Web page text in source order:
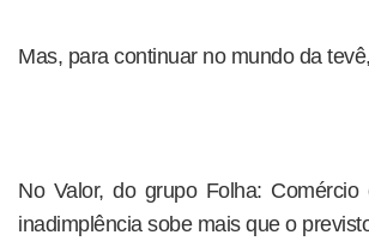
Mas, para continuar no mundo da
No Valor, do grupo Folha:
inadimplência sobe mais que o